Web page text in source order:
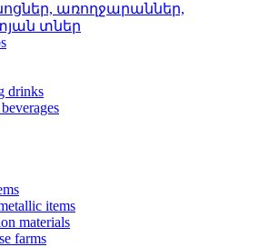
առողջար­աններ,
տներ
drinks
items
materials
farms